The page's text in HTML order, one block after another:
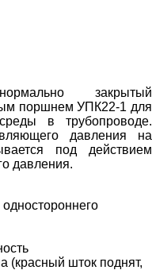
закрытый
поршнем УПК22-1 для
в трубопроводе.
давления на
под действием
давления.
(красный шток поднят,